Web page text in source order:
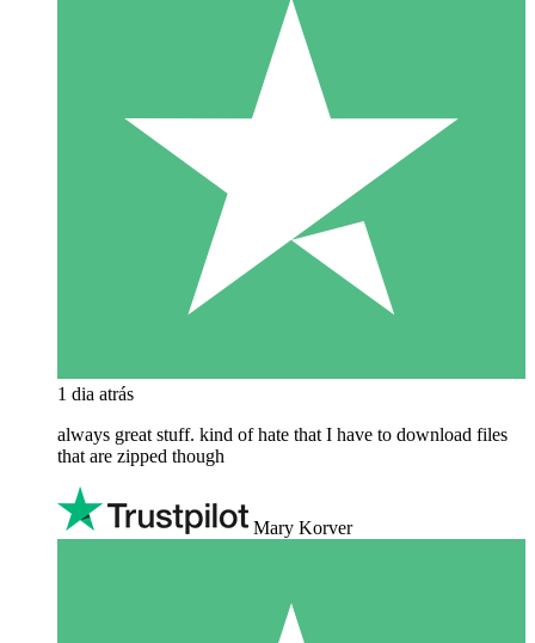
1 dia atrás
always great stuff. kind of hate that I have to download files
that are zipped though
Mary Korver